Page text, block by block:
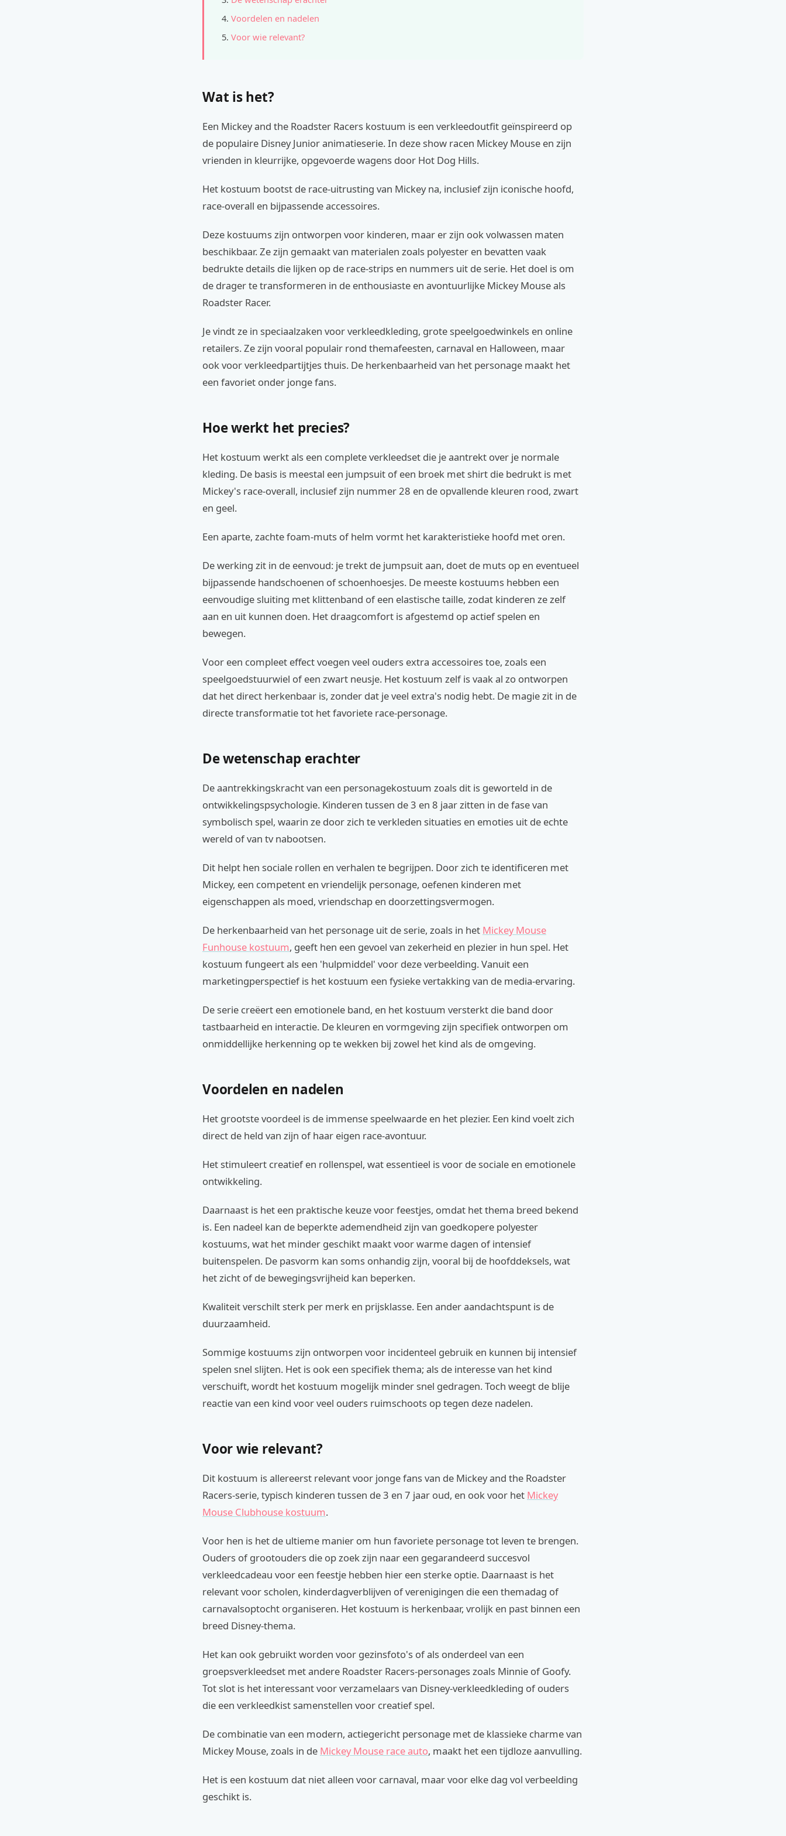
Voordelen en nadelen
Voor wie relevant?
Wat is het?
Een Mickey and the Roadster Racers kostuum is een verkleedoutfit geïnspireerd op
de populaire Disney Junior animatieserie. In deze show racen Mickey Mouse en zijn
vrienden in kleurrijke, opgevoerde wagens door Hot Dog Hills.
Het kostuum bootst de race-uitrusting van Mickey na, inclusief zijn iconische hoofd,
race-overall en bijpassende accessoires.
Deze kostuums zijn ontworpen voor kinderen, maar er zijn ook volwassen maten
beschikbaar. Ze zijn gemaakt van materialen zoals polyester en bevatten vaak
bedrukte details die lijken op de race-strips en nummers uit de serie. Het doel is om
de drager te transformeren in de enthousiaste en avontuurlijke Mickey Mouse als
Roadster Racer.
Je vindt ze in speciaalzaken voor verkleedkleding, grote speelgoedwinkels en online
retailers. Ze zijn vooral populair rond themafeesten, carnaval en Halloween, maar
ook voor verkleedpartijtjes thuis. De herkenbaarheid van het personage maakt het
een favoriet onder jonge fans.
Hoe werkt het precies?
Het kostuum werkt als een complete verkleedset die je aantrekt over je normale
kleding. De basis is meestal een jumpsuit of een broek met shirt die bedrukt is met
Mickey's race-overall, inclusief zijn nummer 28 en de opvallende kleuren rood, zwart
en geel.
Een aparte, zachte foam-muts of helm vormt het karakteristieke hoofd met oren.
De werking zit in de eenvoud: je trekt de jumpsuit aan, doet de muts op en eventueel
bijpassende handschoenen of schoenhoesjes. De meeste kostuums hebben een
eenvoudige sluiting met klittenband of een elastische taille, zodat kinderen ze zelf
aan en uit kunnen doen. Het draagcomfort is afgestemd op actief spelen en
bewegen.
Voor een compleet effect voegen veel ouders extra accessoires toe, zoals een
speelgoedstuurwiel of een zwart neusje. Het kostuum zelf is vaak al zo ontworpen
dat het direct herkenbaar is, zonder dat je veel extra's nodig hebt. De magie zit in de
directe transformatie tot het favoriete race-personage.
De wetenschap erachter
De aantrekkingskracht van een personagekostuum zoals dit is geworteld in de
ontwikkelingspsychologie. Kinderen tussen de 3 en 8 jaar zitten in de fase van
symbolisch spel, waarin ze door zich te verkleden situaties en emoties uit de echte
wereld of van tv nabootsen.
Dit helpt hen sociale rollen en verhalen te begrijpen. Door zich te identificeren met
Mickey, een competent en vriendelijk personage, oefenen kinderen met
eigenschappen als moed, vriendschap en doorzettingsvermogen.
De herkenbaarheid van het personage uit de serie, zoals in het Mickey Mouse
Funhouse kostuum, geeft hen een gevoel van zekerheid en plezier in hun spel. Het
kostuum fungeert als een 'hulpmiddel' voor deze verbeelding. Vanuit een
marketingperspectief is het kostuum een fysieke vertakking van de media-ervaring.
De serie creëert een emotionele band, en het kostuum versterkt die band door
tastbaarheid en interactie. De kleuren en vormgeving zijn specifiek ontworpen om
onmiddellijke herkenning op te wekken bij zowel het kind als de omgeving.
Voordelen en nadelen
Het grootste voordeel is de immense speelwaarde en het plezier. Een kind voelt zich
direct de held van zijn of haar eigen race-avontuur.
Het stimuleert creatief en rollenspel, wat essentieel is voor de sociale en emotionele
ontwikkeling.
Daarnaast is het een praktische keuze voor feestjes, omdat het thema breed bekend
is. Een nadeel kan de beperkte ademendheid zijn van goedkopere polyester
kostuums, wat het minder geschikt maakt voor warme dagen of intensief
buitenspelen. De pasvorm kan soms onhandig zijn, vooral bij de hoofddeksels, wat
het zicht of de bewegingsvrijheid kan beperken.
Kwaliteit verschilt sterk per merk en prijsklasse. Een ander aandachtspunt is de
duurzaamheid.
Sommige kostuums zijn ontworpen voor incidenteel gebruik en kunnen bij intensief
spelen snel slijten. Het is ook een specifiek thema; als de interesse van het kind
verschuift, wordt het kostuum mogelijk minder snel gedragen. Toch weegt de blije
reactie van een kind voor veel ouders ruimschoots op tegen deze nadelen.
Voor wie relevant?
Dit kostuum is allereerst relevant voor jonge fans van de Mickey and the Roadster
Racers-serie, typisch kinderen tussen de 3 en 7 jaar oud, en ook voor het Mickey
Mouse Clubhouse kostuum.
Voor hen is het de ultieme manier om hun favoriete personage tot leven te brengen.
Ouders of grootouders die op zoek zijn naar een gegarandeerd succesvol
verkleedcadeau voor een feestje hebben hier een sterke optie. Daarnaast is het
relevant voor scholen, kinderdagverblijven of verenigingen die een themadag of
carnavalsoptocht organiseren. Het kostuum is herkenbaar, vrolijk en past binnen een
breed Disney-thema.
Het kan ook gebruikt worden voor gezinsfoto's of als onderdeel van een
groepsverkleedset met andere Roadster Racers-personages zoals Minnie of Goofy.
Tot slot is het interessant voor verzamelaars van Disney-verkleedkleding of ouders
die een verkleedkist samenstellen voor creatief spel.
De combinatie van een modern, actiegericht personage met de klassieke charme van
Mickey Mouse, zoals in de Mickey Mouse race auto, maakt het een tijdloze aanvulling.
Het is een kostuum dat niet alleen voor carnaval, maar voor elke dag vol verbeelding
geschikt is.